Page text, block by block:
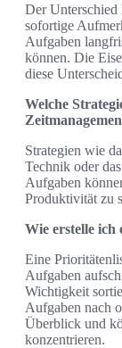
Der Unterschied
sofortige
Aufgaben
können. Die
diese
Welche
Strategien wie
Technik oder
Aufgaben
Produktivität zu
Wie erstelle ich
Eine
Aufgaben
Wichtigkeit
Aufgaben nach
Überblick und
konzentrieren.